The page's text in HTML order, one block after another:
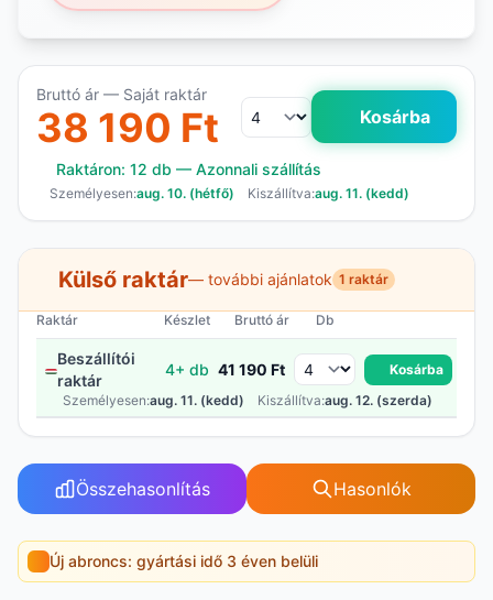
Bruttó ár — Saját raktár
38 190 Ft Kosárba
Raktáron: 12 db — Azonnali szállítás
Személyesen:aug. 10. (hétfő) Kiszállítva:aug. 11. (kedd)
Külső raktár— további ajánlatok 1 raktár
Raktár Készlet Bruttó ár Db
Beszállítói
raktár
4+ db 41 190 Ft
Kosárba
Személyesen:aug. 11. (kedd) Kiszállítva:aug. 12. (szerda)
Összehasonlítás Hasonlók
Új abroncs: gyártási idő 3 éven belüli